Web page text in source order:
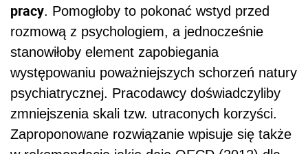
pracy. Pomogłoby to pokonać wstyd przed
rozmową z psychologiem, a jednocześnie
stanowiłoby element zapobiegania
występowaniu poważniejszych schorzeń natury
psychiatrycznej. Pracodawcy doświadczyliby
zmniejszenia skali tzw. utraconych korzyści.
Zaproponowane rozwiązanie wpisuje się także